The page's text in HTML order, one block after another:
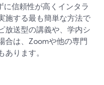
に信頼性が高くインタラ
施する最も簡単な方法で
放送型の講義や、学内シ
合は、Zoomや他の専門
ります。